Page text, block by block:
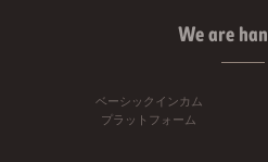
We are
ベーシックインカム
プラットフォーム